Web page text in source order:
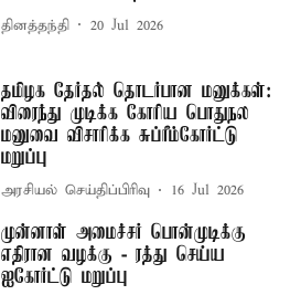
தினத்தந்தி 20 Jul 2026
தமிழக தேர்தல் தொடர்பான மனுக்கள்:
விரைந்து முடிக்க கோரிய பொதுநல
மனுவை விசாரிக்க சுப்ரீம்கோர்ட்டு
மறுப்பு
அரசியல் செய்திப்பிரிவு 16 Jul 2026
முன்னாள் அமைச்சர் பொன்முடிக்கு
எதிரான வழக்கு - ரத்து செய்ய
ஐகோர்ட்டு மறுப்பு